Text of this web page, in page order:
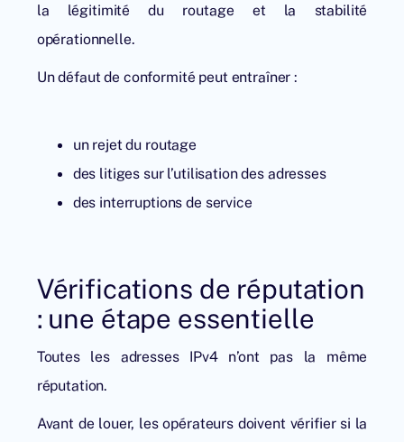
la légitimité du routage et la stabilité
opérationnelle.
Un défaut de conformité peut entraîner :
un rejet du routage
des litiges sur l’utilisation des adresses
des interruptions de service
Vérifications de réputation
: une étape essentielle
Toutes les adresses IPv4 n’ont pas la même
réputation.
Avant de louer, les opérateurs doivent vérifier si la